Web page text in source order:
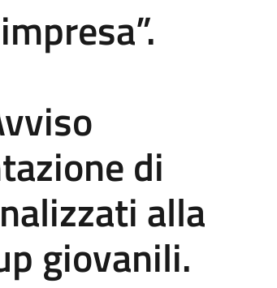
di
alla
giovanili.